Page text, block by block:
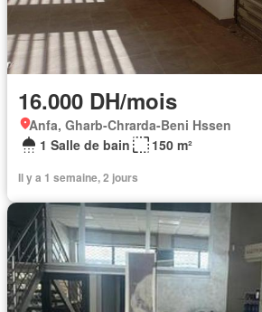
16.000 DH/mois
Anfa, Gharb-Chrarda-Beni Hssen
1 Salle de bain
150 m²
Il y a 1 semaine, 2 jours